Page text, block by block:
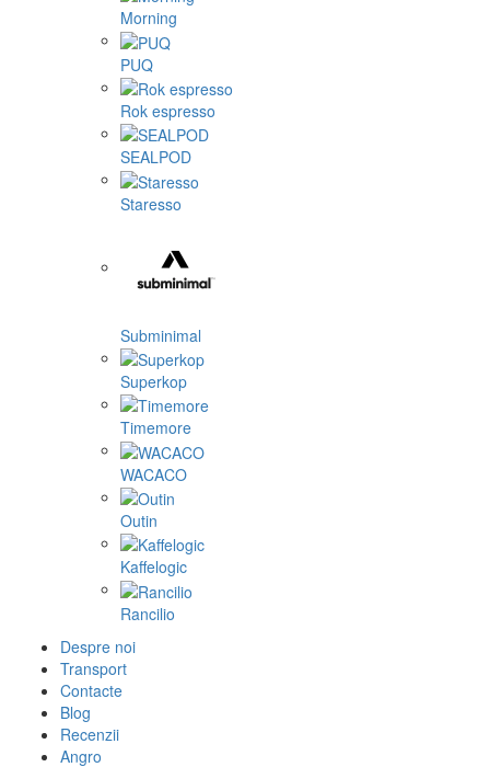
Morning
PUQ
Rok espresso
SEALPOD
Staresso
Subminimal
Superkop
Timemore
WACACO
Outin
Kaffelogic
Rancilio
Despre noi
Transport
Contacte
Blog
Recenzii
Angro